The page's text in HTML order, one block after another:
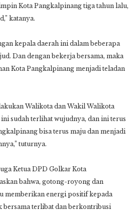
Kota Pangkalpinang tiga tahun lalu,
katanya.
kepala daerah ini dalam beberapa
Dan dengan bekerja bersama, maka
Kota Pangkalpinang menjadi teladan
Walikota dan Wakil Walikota
sudah terlihat wujudnya, dan ini terus
bisa terus maju dan menjadi
tuturnya.
Ketua DPD Golkar Kota
bahwa, gotong-royong dan
memberikan energi positif kepada
bersama terlibat dan berkontribusi